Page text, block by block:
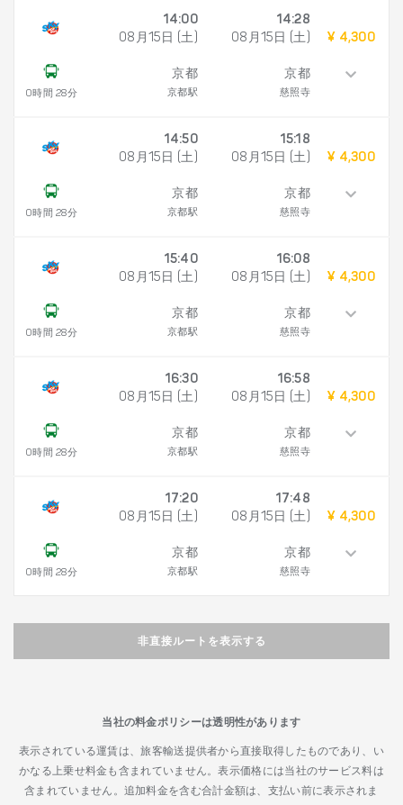
0時間 28分
14:00
08月15日 (土)
京都
京都駅
14:28
08月15日 (土)
京都
慈照寺
¥ 4,300
0時間 28分
14:50
08月15日 (土)
京都
京都駅
15:18
08月15日 (土)
京都
慈照寺
¥ 4,300
0時間 28分
15:40
08月15日 (土)
京都
京都駅
16:08
08月15日 (土)
京都
慈照寺
¥ 4,300
0時間 28分
16:30
08月15日 (土)
京都
京都駅
16:58
08月15日 (土)
京都
慈照寺
¥ 4,300
0時間 28分
17:20
08月15日 (土)
京都
京都駅
17:48
08月15日 (土)
京都
慈照寺
¥ 4,300
非直接ルートを表示する
当社の料金ポリシーは透明性があります
表示されている運賃は、旅客輸送提供者から直接取得したものであり、い
かなる上乗せ料金も含まれていません。表示価格には当社のサービス料は
含まれていません。追加料金を含む合計金額は、支払い前に表示されま